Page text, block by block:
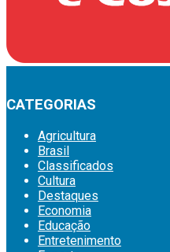
CATEGORIAS
Agricultura
Brasil
Classificados
Cultura
Destaques
Economia
Educação
Entretenimento